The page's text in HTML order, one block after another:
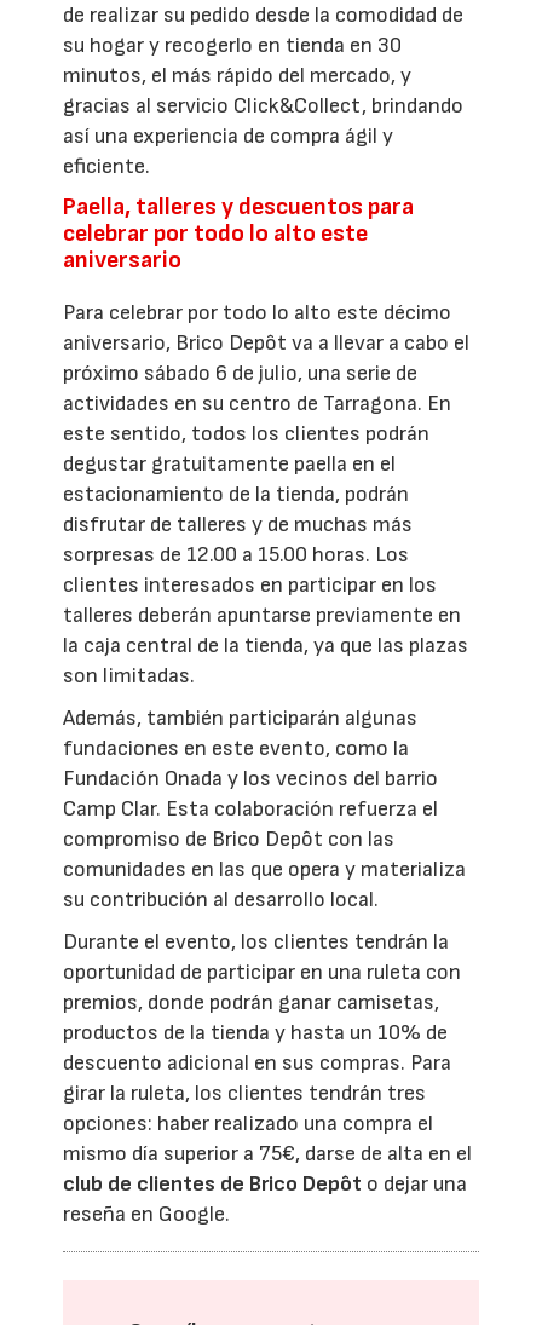
de realizar su pedido desde la comodidad de
su hogar y recogerlo en tienda en 30
minutos, el más rápido del mercado, y
gracias al servicio Click&Collect, brindando
así una experiencia de compra ágil y
eficiente.
Paella, talleres y descuentos para
celebrar por todo lo alto este
aniversario
Para celebrar por todo lo alto este décimo
aniversario, Brico Depôt va a llevar a cabo el
próximo sábado 6 de julio, una serie de
actividades en su centro de Tarragona. En
este sentido, todos los clientes podrán
degustar gratuitamente paella en el
estacionamiento de la tienda, podrán
disfrutar de talleres y de muchas más
sorpresas de 12.00 a 15.00 horas. Los
clientes interesados en participar en los
talleres deberán apuntarse previamente en
la caja central de la tienda, ya que las plazas
son limitadas.
Además, también participarán algunas
fundaciones en este evento, como la
Fundación Onada y los vecinos del barrio
Camp Clar. Esta colaboración refuerza el
compromiso de Brico Depôt con las
comunidades en las que opera y materializa
su contribución al desarrollo local.
Durante el evento, los clientes tendrán la
oportunidad de participar en una ruleta con
premios, donde podrán ganar camisetas,
productos de la tienda y hasta un 10% de
descuento adicional en sus compras. Para
girar la ruleta, los clientes tendrán tres
opciones: haber realizado una compra el
mismo día superior a 75€, darse de alta en el
club de clientes de Brico Depôt o dejar una
reseña en Google.